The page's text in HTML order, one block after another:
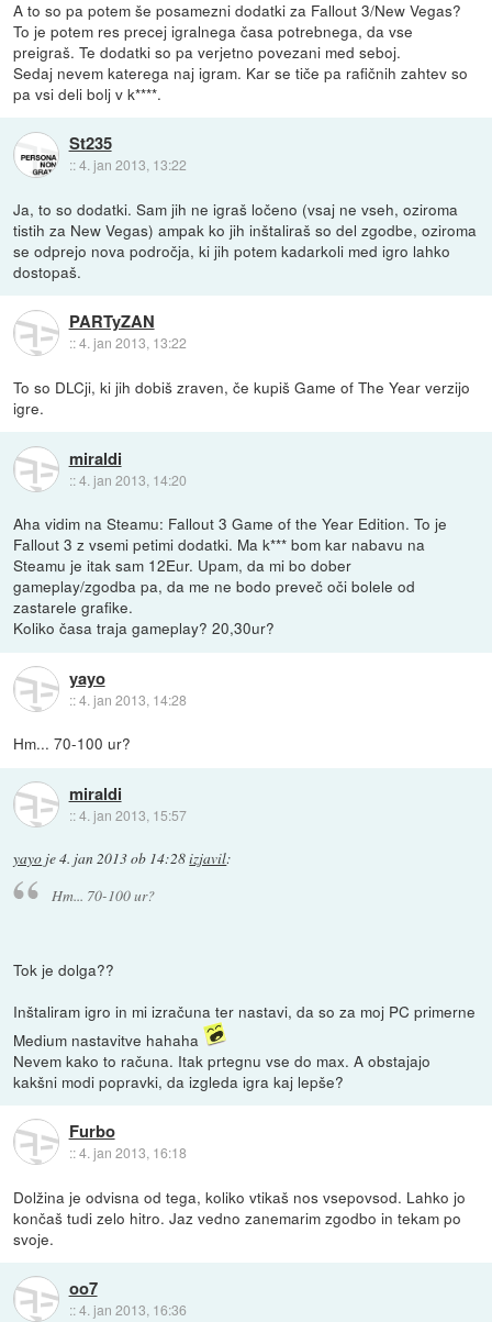
A to so pa potem še posamezni dodatki za Fallout 3/New Vegas?
To je potem res precej igralnega časa potrebnega, da vse
preigraš. Te dodatki so pa verjetno povezani med seboj.
Sedaj nevem katerega naj igram. Kar se tiče pa rafičnih zahtev so
pa vsi deli bolj v k****.
St235
::4. jan 2013, 13:22
Ja, to so dodatki. Sam jih ne igraš ločeno (vsaj ne vseh, oziroma
tistih za New Vegas) ampak ko jih inštaliraš so del zgodbe, oziroma
se odprejo nova področja, ki jih potem kadarkoli med igro lahko
dostopaš.
PARTyZAN
::4. jan 2013, 13:22
To so DLCji, ki jih dobiš zraven, če kupiš Game of The Year verzijo
igre.
miraldi
::4. jan 2013, 14:20
Aha vidim na Steamu: Fallout 3 Game of the Year Edition. To je
Fallout 3 z vsemi petimi dodatki. Ma k*** bom kar nabavu na
Steamu je itak sam 12Eur. Upam, da mi bo dober
gameplay/zgodba pa, da me ne bodo preveč oči bolele od
zastarele grafike.
Koliko časa traja gameplay? 20,30ur?
yayo
::4. jan 2013, 14:28
Hm... 70-100 ur?
miraldi
::4. jan 2013, 15:57
yayo je4. jan 2013 ob 14:28izjavil:
Hm... 70-100 ur?
Tok je dolga??
Inštaliram igro in mi izračuna ter nastavi, da so za moj PC primerne
Medium nastavitve hahaha
Nevem kako to računa. Itak prtegnu vse do max. A obstajajo
kakšni modi popravki, da izgleda igra kaj lepše?
Furbo
::4. jan 2013, 16:18
Dolžina je odvisna od tega, koliko vtikaš nos vsepovsod. Lahko jo
končaš tudi zelo hitro. Jaz vedno zanemarim zgodbo in tekam po
svoje.
oo7
::4. jan 2013, 16:36